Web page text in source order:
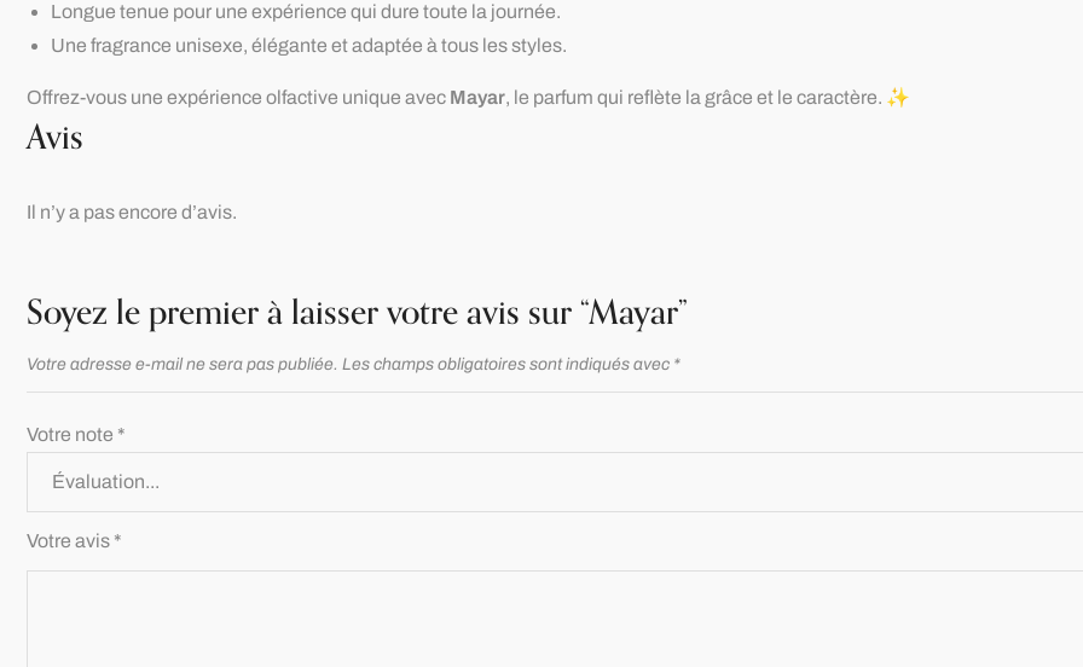
Longue tenue pour une expérience qui dure toute la journée.
Une fragrance unisexe, élégante et adaptée à tous les styles.
Offrez-vous une expérience olfactive unique avec Mayar, le parfum qui reflète la grâce et le caractère. ✨
Avis
Il n’y a pas encore d’avis.
Soyez le premier à laisser votre avis sur “Mayar”
Votre adresse e-mail ne sera pas publiée. Les champs obligatoires sont indiqués avec *
Votre note *
Votre avis *